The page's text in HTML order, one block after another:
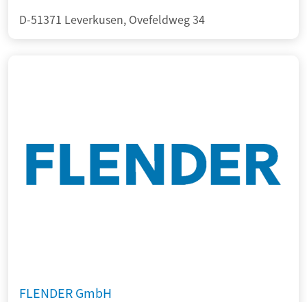
D-51371 Leverkusen, Ovefeldweg 34
FLENDER GmbH